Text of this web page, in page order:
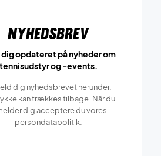
Nyhedsbrev
dig opdateret på nyheder om
tennisudstyr og -events.
dig nyhedsbrevet herunder.
kan trækkes tilbage. Når du
dig acceptere du vores
persondatapolitik.